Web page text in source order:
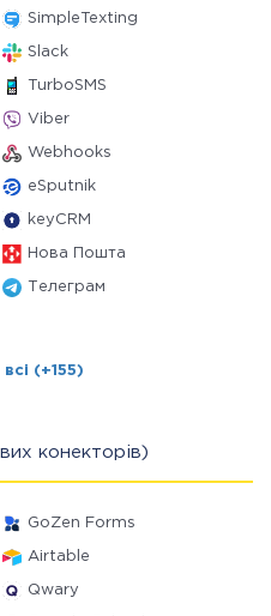
SimpleTexting
Slack
TurboSMS
Viber
Webhooks
eSputnik
keyCRM
Нова Пошта
Телеграм
(+155)
конекторів)
GoZen Forms
Airtable
Qwary